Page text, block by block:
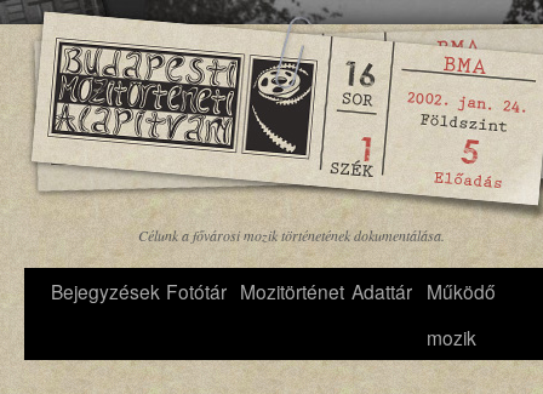
Célunk a fővárosi mozik történetének dokumentálása.
Bejegyzések Fotótár Mozitörténet Adattár Működő
mozik